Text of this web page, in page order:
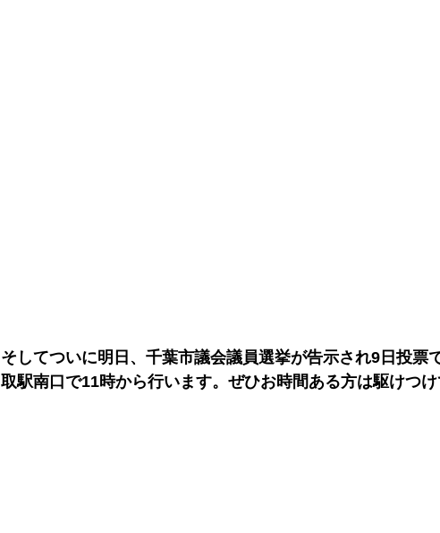
そしてついに明日、千葉市議会議員選挙が告示され9日投票
取駅南口で11時から行います。ぜひお時間ある方は駆けつけ